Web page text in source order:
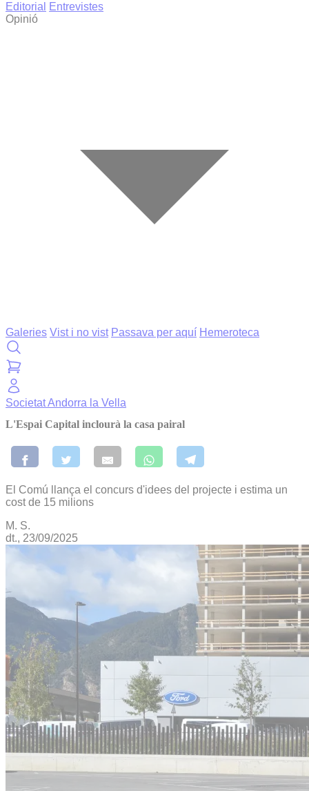
Editorial
Entrevistes
Opinió
Galeries Vist i no vist Passava per aquí Hemeroteca
SocietatAndorra la Vella
L'Espai Capital inclourà la casa pairal
El Comú llança el concurs d'idees del projecte i estima un
cost de 15 milions
M. S.
dt., 23/09/2025